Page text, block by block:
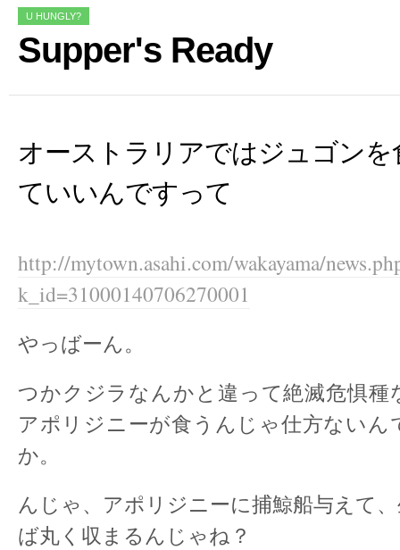
U HUNGLY?
Supper's Ready
オーストラリアではジュゴンを
ていいんですって
http://mytown.asahi.com/wakayama/
k_id=31000140706270001
やっばーん。
つかクジラなんかと違って絶滅危惧種
アポリジニーが食うんじゃ仕方ないん
か。
んじゃ、アポリジニーに捕鯨船与えて
ば丸く収まるんじゃね？